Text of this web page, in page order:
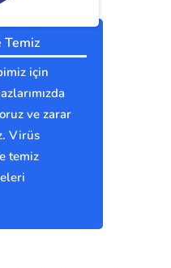
Temiz
için
ve zarar
Virüs
temiz